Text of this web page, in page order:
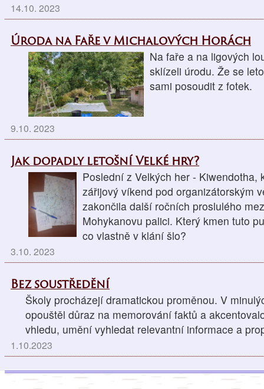
14.10. 2023
Úroda na Faře v Michalových Horách
Na faře a na ligových
sklízeli úrodu. Že se
sami posoudit z fotek.
9.10. 2023
Jak dopadly letošní Velké hry?
Poslední z Velkých her -
zářijový víkend pod organizátorským
zakončila další ročních proslulého
Mohykanovu palici. Který kmen tuto
co vlastně v klání šlo?
3.10. 2023
Bez soustředění
Školy procházejí dramatickou proměnou. V
opouštěl důraz na memorování faktů a
vhledu, umění vyhledat relevantní informace a
1.10.2023